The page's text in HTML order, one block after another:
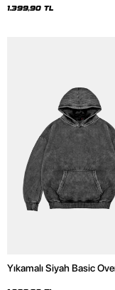
Hoodie
1.399,90 TL
Yıkamalı Siyah Basic